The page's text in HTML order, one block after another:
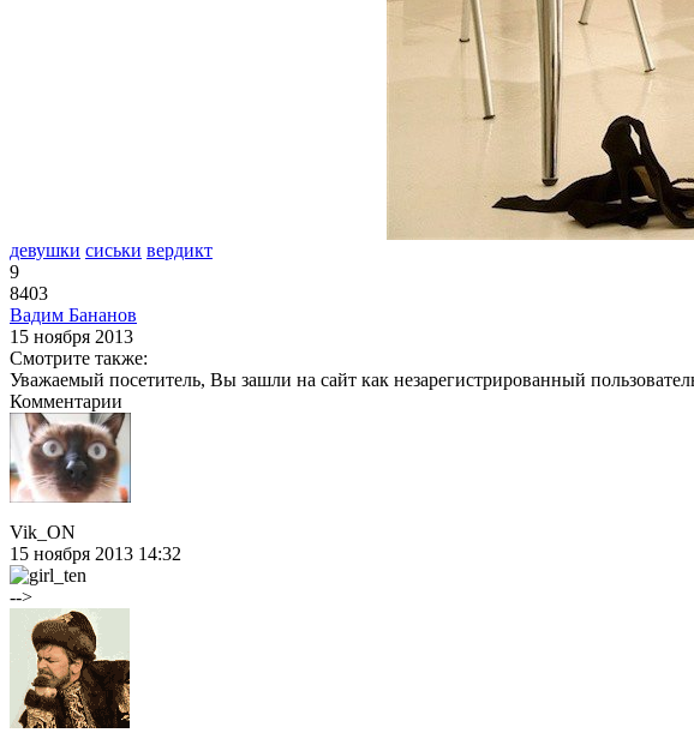
девушки сиськи вердикт
9
8403
Вадим Бананов
15 ноября 2013
Смотрите также:
Уважаемый посетитель, Вы зашли на сайт как незарегистрированный
Комментарии
Vik_ON
15 ноября 2013 14:32
-->